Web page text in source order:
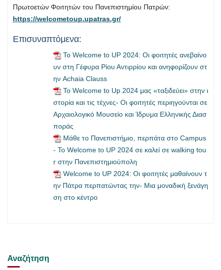
Πρωτοετών Φοιτητών του Πανεπιστημίου Πατρών:
https://welcometoup.upatras.gr/
Επισυναπτόμενα:
Το Welcome to UP 2024: Οι φοιτητές ανεβαίνο
υν στη Γέφυρα Ρίου Αντιρρίου και ανηφορίζουν στ
ην Achaia Clauss
Το Welcome to Up 2024 μας «ταξιδεύει» στην ι
στορία και τις τέχνες- Οι φοιτητές περιηγούνται σε
Αρχαιολογικό Μουσείο και Ίδρυμα Ελληνικής Διασ
ποράς
Mάθε το Πανεπιστήμιο, περπάτα στο Campus
- To Welcome to UP 2024 σε καλεί σε walking tou
r στην Πανεπιστημιούπολη
Welcome to UP 2024: Οι φοιτητές μαθαίνουν τ
ην Πάτρα περπατώντας την- Μια μοναδική ξενάγη
ση στο κέντρο
Αναζήτηση